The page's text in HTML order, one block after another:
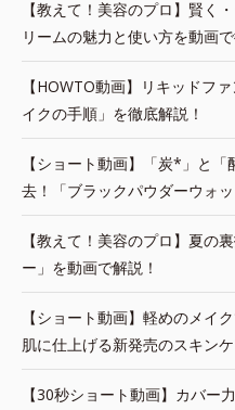
【教えて！美容のプロ】賢く
リームの魅力と使い方を動画で
【HOWTO動画】リキッドフ
イクの手順」を徹底解説！
【ショート動画】「炭*」と
去！「ブラックパウダーウォ
【教えて！美容のプロ】夏の
ー」を動画で解説！
【ショート動画】軽めのメイ
肌に仕上げる新発売のスキン
【30秒ショート動画】カバー